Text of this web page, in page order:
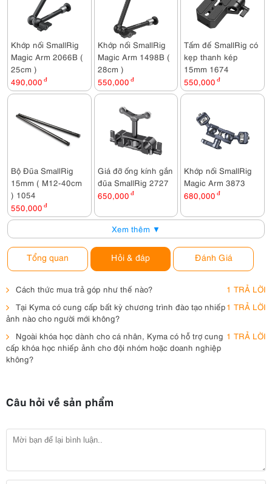
Khớp nối SmallRig
Magic Arm 2066B (
25cm )
490,000 đ
Khớp nối SmallRig
Magic Arm 1498B (
28cm )
550,000 đ
Tấm đế SmallRig có
kẹp thanh kép
15mm 1674
550,000 đ
Bộ Đũa SmallRig
15mm ( M12-40cm
) 1054
550,000 đ
Giá đỡ ống kính gắn
đũa SmallRig 2727
650,000 đ
Khớp nối SmallRig
Magic Arm 3873
680,000 đ
Xem thêm ▼
Tổng quan Hỏi & đáp Đánh Giá
Cách thức mua trả góp như thế nào?
1 TRẢ LỜI
Tại Kyma có cung cấp bất kỳ chương trình đào tạo nhiếp
ảnh nào cho người mới không?
1 TRẢ LỜI
Ngoài khóa học dành cho cá nhân, Kyma có hỗ trợ cung
cấp khóa học nhiếp ảnh cho đội nhóm hoặc doanh nghiệp
không?
1 TRẢ LỜI
Câu hỏi về sản phẩm